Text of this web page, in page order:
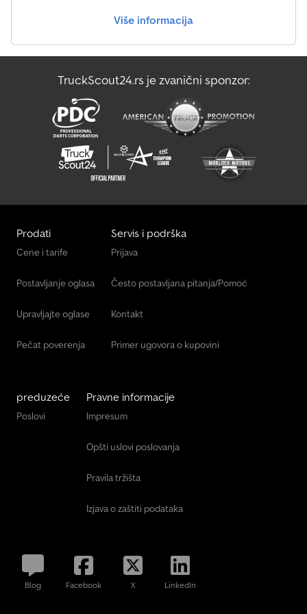
13-pinska Sopstvena težina: 602kg Nosivost: 2098kg Ukupna
Dužina utovarne površine: 4040mm Širina utovarne površine:
Amortizeri: Ne (Doplata: 199,- evra za proširenje na 100km/h)
Dimenzije šina: Širina: 30 cm Dužina: 120 cm
Više informacija
TruckScout24.rs je zvanični sponzor:
Prodati
Cene i tarife
Postavljanje oglasa
Upravljajte oglase
Pečat poverenja
Servis i podrška
Prijava
Često postavljana pitanja/Pomoć
Kontakt
Primer ugovora o kupovini
preduzeće
Poslovi
Pravne informacije
Impresum
Opšti uslovi poslovanja
Pravila tržišta
Izjava o zaštiti podataka
Blog Facebook X LinkedIn